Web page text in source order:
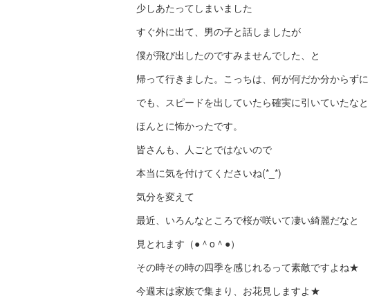
少しあたってしまいました
すぐ外に出て、男の子と話しましたが
僕が飛び出したのですみませんでした、と
帰って行きました。こっちは、何が何だか分からずに
でも、スピードを出していたら確実に引いていたなと
ほんとに怖かったです。
皆さんも、人ごとではないので
本当に気を付けてくださいね(*_*)
気分を変えて
最近、いろんなところで桜が咲いて凄い綺麗だなと
見とれます（●＾o＾●）
その時その時の四季を感じれるって素敵ですよね★
今週末は家族で集まり、お花見しますよ★